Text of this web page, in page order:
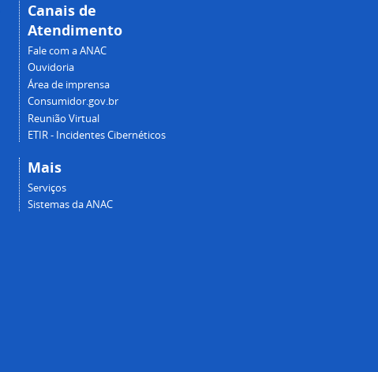
Canais de
Atendimento
Fale com a ANAC
Ouvidoria
Área de imprensa
Consumidor.gov.br
Reunião Virtual
ETIR - Incidentes Cibernéticos
Mais
Serviços
Sistemas da ANAC